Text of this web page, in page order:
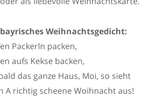
Weihnachtsgedicht:
Packerln packen,
aufs Kekse backen,
das ganze Haus, Moi, so sieht
A richtig scheene Woihnacht aus!